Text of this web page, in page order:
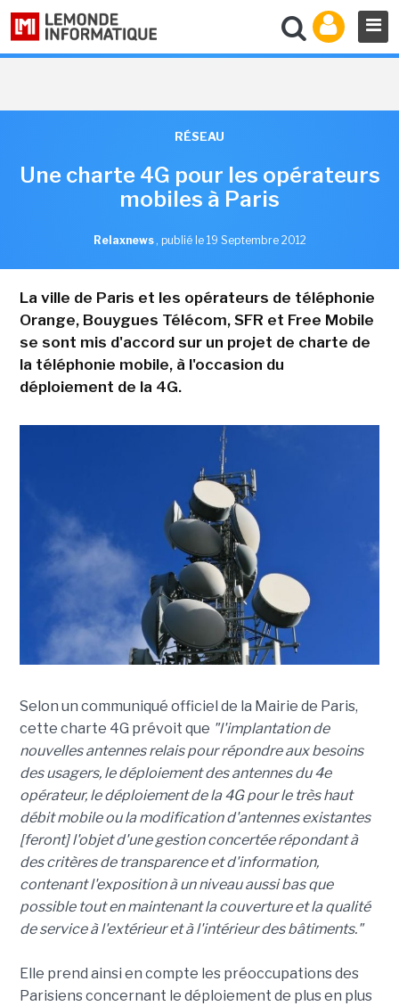
RÉSEAU
Une charte 4G pour les opérateurs
mobiles à Paris
Relaxnews , publié le 19 Septembre 2012
La ville de Paris et les opérateurs de téléphonie
Orange, Bouygues Télécom, SFR et Free Mobile
se sont mis d'accord sur un projet de charte de
la téléphonie mobile, à l'occasion du
déploiement de la 4G.
Selon un communiqué officiel de la Mairie de Paris,
cette charte 4G prévoit que "l'implantation de
nouvelles antennes relais pour répondre aux besoins
des usagers, le déploiement des antennes du 4e
opérateur, le déploiement de la 4G pour le très haut
débit mobile ou la modification d'antennes existantes
[feront] l'objet d'une gestion concertée répondant à
des critères de transparence et d'information,
contenant l'exposition à un niveau aussi bas que
possible tout en maintenant la couverture et la qualité
de service à l'extérieur et à l'intérieur des bâtiments."
Elle prend ainsi en compte les préoccupations des
Parisiens concernant le déploiement de plus en plus